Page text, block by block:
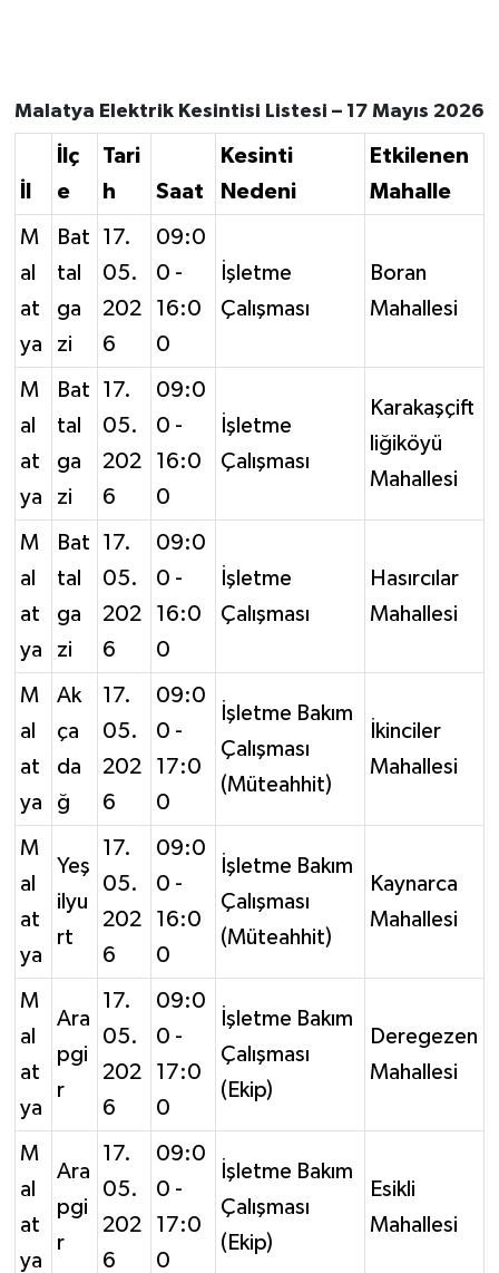
Malatya Elektrik Kesintisi Listesi – 17 Mayıs 2026
İlç
e
Tari
h
Saat
Kesinti
Nedeni
Etkilenen
Mahalle
M
al
at
ya
Bat
tal
ga
zi
17.
05.
202
6
09:0
0 -
16:0
0
İşletme
Çalışması
Boran
Mahallesi
M
al
at
ya
Bat
tal
ga
zi
17.
05.
202
6
09:0
0 -
16:0
0
İşletme
Çalışması
Karakaşçift
liğiköyü
Mahallesi
M
al
at
ya
Bat
tal
ga
zi
17.
05.
202
6
09:0
0 -
16:0
0
İşletme
Çalışması
Hasırcılar
Mahallesi
M
al
at
ya
Ak
ça
da
ğ
17.
05.
202
6
09:0
0 -
17:0
0
İşletme Bakım
Çalışması
(Müteahhit)
İkinciler
Mahallesi
M
al
at
ya
Yeş
ilyu
rt
17.
05.
202
6
09:0
0 -
16:0
0
İşletme Bakım
Çalışması
(Müteahhit)
Kaynarca
Mahallesi
M
al
at
ya
Ara
pgi
r
17.
05.
202
6
09:0
0 -
17:0
0
İşletme Bakım
Çalışması
(Ekip)
Deregezen
Mahallesi
M
al
at
ya
Ara
pgi
r
17.
05.
202
6
09:0
0 -
17:0
0
İşletme Bakım
Çalışması
(Ekip)
Esikli
Mahallesi